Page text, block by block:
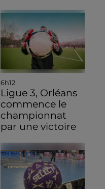
6h12
Ligue 3, Orléans
commence le
championnat
par une victoire